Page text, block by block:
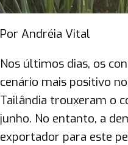
Por Andréia Vital
Nos últimos dias, os
cenário mais positivo
Tailândia trouxeram o
junho. No entanto, a
exportador para este